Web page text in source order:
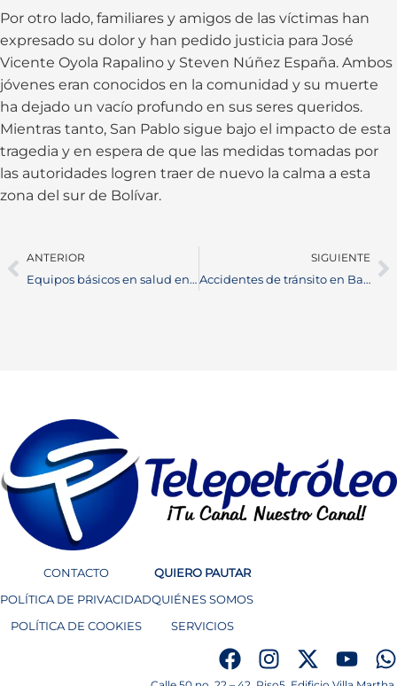
Por otro lado, familiares y amigos de las víctimas han
expresado su dolor y han pedido justicia para José
Vicente Oyola Rapalino y Steven Núñez España. Ambos
jóvenes eran conocidos en la comunidad y su muerte
ha dejado un vacío profundo en sus seres queridos.
Mientras tanto, San Pablo sigue bajo el impacto de esta
tragedia y en espera de que las medidas tomadas por
las autoridades logren traer de nuevo la calma a esta
zona del sur de Bolívar.
ANTERIOR
Equipos básicos en salud en Barrancabermeja brindan atención gratuita puerta a puerta
SIGUIENTE
Accidentes de tránsito en Barrancabermeja dejan resultados trágicos
CONTACTO
POLÍTICA DE PRIVACIDAD
POLÍTICA DE COOKIES
QUIERO PAUTAR
QUIÉNES SOMOS
SERVICIOS